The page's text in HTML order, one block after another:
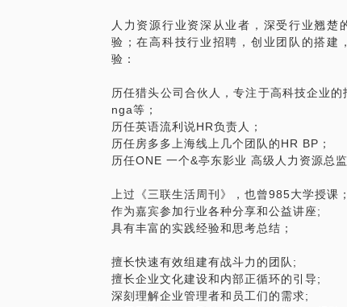
人力资源行业资深从业者，深受行业翘
验；在高科技行业招聘，创业团队的搭建
验：
历任猎头公司合伙人，专注于高科技企业
nga等；
历任英语流利说HR负责人；
历任房多多上海线上几个团队的HR BP；
历任ONE 一个&亭东影业 高级人力资源总
上过《三联生活周刊》，也曾985大学授课；
作为嘉宾参加行业各种分享和公益讲座;
具有丰富的实践经验和思考总结；
擅长快速有效组建有战斗力的团队;
擅长企业文化建设和内部正循环的引导;
深刻理解企业管理者和员工们的需求;